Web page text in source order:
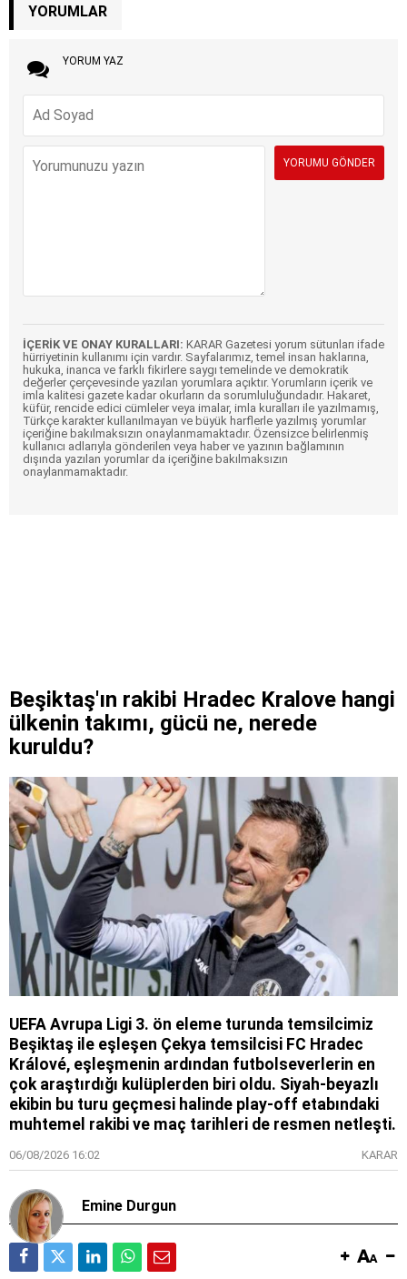
YORUMLAR
YORUM YAZ
İÇERİK VE ONAY KURALLARI: KARAR Gazetesi yorum sütunları ifade
hürriyetinin kullanımı için vardır. Sayfalarımız, temel insan haklarına,
hukuka, inanca ve farklı fikirlere saygı temelinde ve demokratik
değerler çerçevesinde yazılan yorumlara açıktır. Yorumların içerik ve
imla kalitesi gazete kadar okurların da sorumluluğundadır. Hakaret,
küfür, rencide edici cümleler veya imalar, imla kuralları ile yazılmamış,
Türkçe karakter kullanılmayan ve büyük harflerle yazılmış yorumlar
içeriğine bakılmaksızın onaylanmamaktadır. Özensizce belirlenmiş
kullanıcı adlarıyla gönderilen veya haber ve yazının bağlamının
dışında yazılan yorumlar da içeriğine bakılmaksızın
onaylanmamaktadır.
Beşiktaş'ın rakibi Hradec Kralove hangi
ülkenin takımı, gücü ne, nerede
kuruldu?
UEFA Avrupa Ligi 3. ön eleme turunda temsilcimiz
Beşiktaş ile eşleşen Çekya temsilcisi FC Hradec
Králové, eşleşmenin ardından futbolseverlerin en
çok araştırdığı kulüplerden biri oldu. Siyah-beyazlı
ekibin bu turu geçmesi halinde play-off etabındaki
muhtemel rakibi ve maç tarihleri de resmen netleşti.
06/08/2026 16:02 KARAR
Emine Durgun